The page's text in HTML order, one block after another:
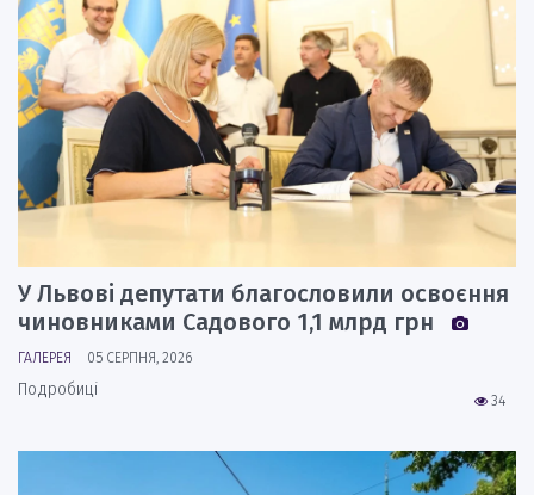
У Львові депутати благословили освоєння
чиновниками Садового 1,1 млрд грн
ГАЛЕРЕЯ 05 СЕРПНЯ, 2026
34
Подробиці